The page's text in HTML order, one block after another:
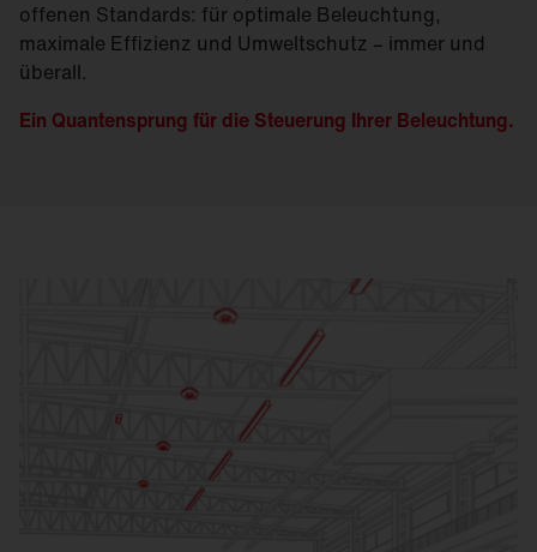
offenen Standards: für optimale Beleuchtung,
maximale Effizienz und Umweltschutz – immer und
überall.
Ein Quantensprung für die Steuerung Ihrer Beleuchtung.